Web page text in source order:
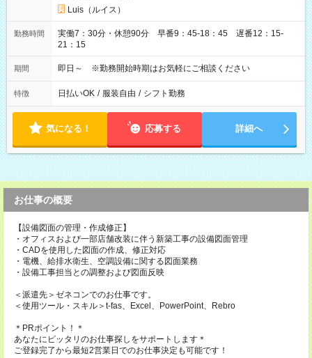
Luis（ルイス）
勤務時間
実働7：30分・休憩90分 早番9：45-18：45 遅番12：15-
21：15
期間 即日～ ※勤務開始時期はお気軽にご相談ください
特徴 日払いOK / 服装自由 / シフト勤務
気になる！ 応募する 詳細へ
お仕事の概要
【設備図面の管理・作成修正】
・オフィスおよび一部店舗改装に伴う新築工事の設備図面管理
・CADを使用した図面の作成、修正対応
・電機、給排水衛生、空調設備に関する図面業務
・設備工事担当との調整および図面反映
＜派遣先＞ゼネコンでのお仕事です。
＜使用ツール・スキル＞t-fas、Excel、PowerPoint、Rebro
＊PRポイント！＊
あなたにピッタリのお仕事探しをサポートします＊
ご登録完了から最短2営業日でのお仕事決定も可能です！